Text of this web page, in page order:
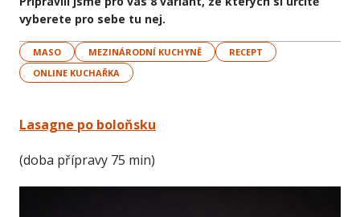
vyberete pro sebe tu nej.
MASO MEZINÁRODNÍ KUCHYNĚ
RECEPT
ONLINE KUCHAŘKA
Lasagne po boloňsku
(doba přípravy 75 min)